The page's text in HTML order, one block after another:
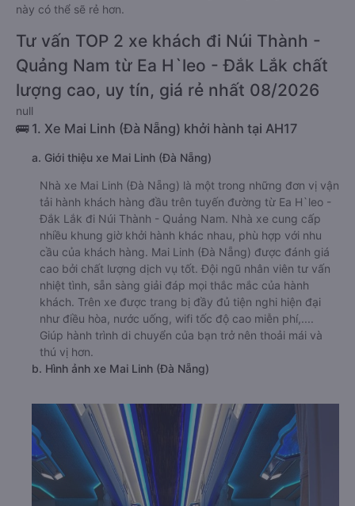
này có thể sẽ rẻ hơn.
Tư vấn TOP 2 xe khách đi Núi Thành -
Quảng Nam từ Ea H`leo - Đắk Lắk chất
lượng cao, uy tín, giá rẻ nhất 08/2026
null
🚌 1. Xe Mai Linh (Đà Nẵng) khởi hành tại AH17
a. Giới thiệu xe Mai Linh (Đà Nẵng)
Nhà xe Mai Linh (Đà Nẵng) là một trong những đơn vị vận
tải hành khách hàng đầu trên tuyến đường từ Ea H`leo -
Đắk Lắk đi Núi Thành - Quảng Nam. Nhà xe cung cấp
nhiều khung giờ khởi hành khác nhau, phù hợp với nhu
cầu của khách hàng. Mai Linh (Đà Nẵng) được đánh giá
cao bởi chất lượng dịch vụ tốt. Đội ngũ nhân viên tư vấn
nhiệt tình, sẵn sàng giải đáp mọi thắc mắc của hành
khách. Trên xe được trang bị đầy đủ tiện nghi hiện đại
như điều hòa, nước uống, wifi tốc độ cao miễn phí,....
Giúp hành trình di chuyển của bạn trở nên thoải mái và
thú vị hơn.
b. Hình ảnh xe Mai Linh (Đà Nẵng)